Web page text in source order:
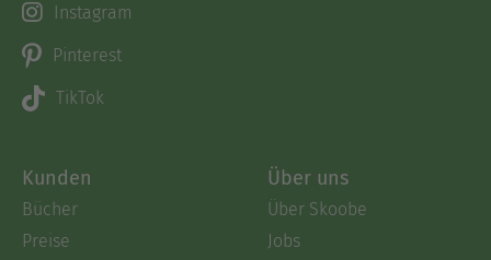
Instagram
Pinterest
TikTok
Kunden
Bücher
Preise
Über uns
Über Skoobe
Jobs